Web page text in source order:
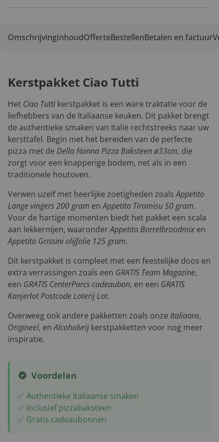
OmschrijvingInhoudOfferteBestellenBetalen en factuur
Kerstpakket Ciao Tutti
Het Ciao Tutti kerstpakket is een ware traktatie voor de
liefhebbers van de Italiaanse keuken. Dit pakket brengt
de authentieke smaken van Italië rechtstreeks naar uw
kersttafel. Begin met het bereiden van de perfecte
pizza met de Della Nonna Pizza Baksteen ø33cm, die
zorgt voor een knapperige bodem, net als in een
traditionele houtoven.
Verwen uzelf met heerlijke zoetigheden zoalsAppetito
Lange vingers 200 gram enAppetito Tiramisu 50 gram.
Voor de hartige momenten biedt het pakket een scala
aan lekkernijen, waaronderAppetito Borrelbroodmix en
Appetito Grissini olijfolie 125 gram.
Dit kerstpakket is compleet met een feestelijke doos en
extra verrassingen zoals een GRATIS Team Magazine,
een GRATIS CenterParcs cadeaubon, en een GRATIS
Kanjerlot Postcode Loterij Lot.
Overweeg ook andere pakketten zoals onze Italiaans,
Origineel, enAlcoholvrij kerstpakketten voor nog meer
inspiratie.
Voordelen
✅ Authentieke Italiaanse smaken
✅ Inclusief pizzabaksteen
✅ Gratis cadeaubonnen